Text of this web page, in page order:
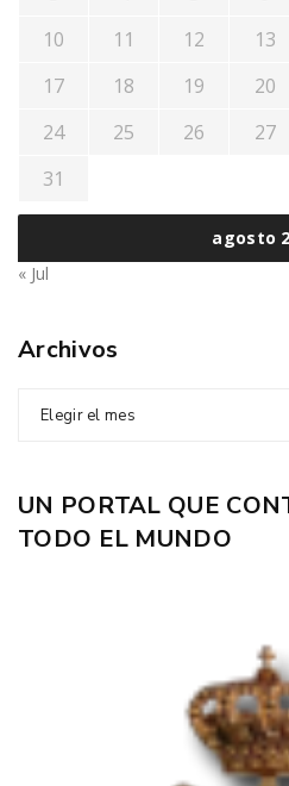
agosto
10
11 12 13
17
18 19 20
24
25 26 27
31
« Jul
Archivos
Elegir el mes
UN PORTAL QUE
TODO EL MUNDO